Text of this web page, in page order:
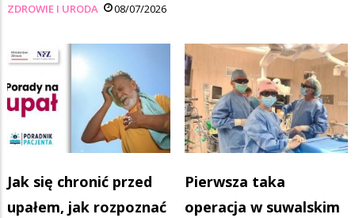
ZDROWIE I URODA 08/07/2026
Jak się chronić przed
upałem, jak rozpoznać
Pierwsza taka
operacja w suwalskim